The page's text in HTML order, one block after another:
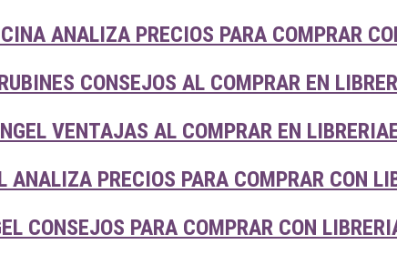
ANALIZA PRECIOS PARA COMPRAR
CONSEJOS AL COMPRAR EN
VENTAJAS AL COMPRAR EN
ANALIZA PRECIOS PARA COMPRAR CON
CONSEJOS PARA COMPRAR CON